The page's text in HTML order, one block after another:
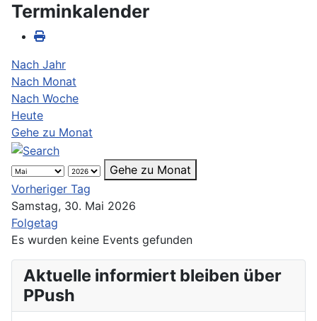
Terminkalender
Nach Jahr
Nach Monat
Nach Woche
Heute
Gehe zu Monat
Gehe zu Monat
Vorheriger Tag
Samstag, 30. Mai 2026
Folgetag
Es wurden keine Events gefunden
Aktuelle informiert bleiben über
PPush